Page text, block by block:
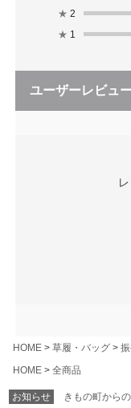
★ 2
★ 1
ユーザーレビュー
HOME 草履・バッグ
HOME
全商品
お知らせ
きもの町から